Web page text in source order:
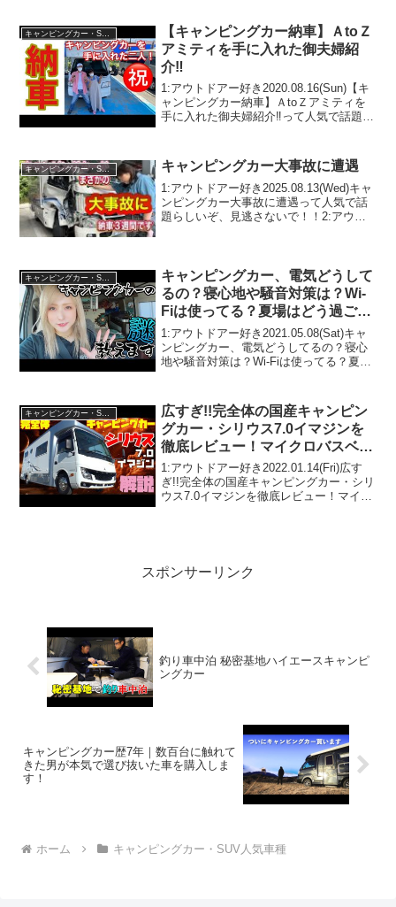
キャンピングカー・SUV人気車種
【キャンピングカー納車】ＡtoＺ
アミティを手に入れた御夫婦紹
介‼️
1:アウトドアー好き2020.08.16(Sun)【キ
ャンピングカー納車】ＡtoＺアミティを
手に入れた御夫婦紹介‼️って人気で話題ら
す！3:アウトドア...
キャンピングカー・SUV人気車種 キャンピングカー大事故に遭遇
1:アウトドアー好き2025.08.13(Wed)キャ
ンピングカー大事故に遭遇って人気で話
題らしいぞ、見逃さないで！！2:アウト
キャンピングカー・SUV人気車種
キャンピングカー、電気どうして
るの？寝心地や騒音対策は？Wi-
Fiは使ってる？夏場はどう過ご
す？皆さんからの質問にガチで答
えます
1:アウトドアー好き2021.05.08(Sat)キャ
ンピングカー、電気どうしてるの？寝心
地や騒音対策は？Wi-Fiは使ってる？夏場
逃さないで！！2:アウトドアー好き2...
広すぎ!!完全体の国産キャンピン
グカー・シリウス7.0イマジンを
徹底レビュー！マイクロバスベー
スのバスコンキャンピングカーよ
り上級のセミフルコン！フィール
ドライフ発・エアコンにシャワ
1:アウトドアー好き2022.01.14(Fri)広す
ぎ!!完全体の国産キャンピングカー・シリ
ウス7.0イマジンを徹底レビュー！マイク
スポンサーリンク
釣り車中泊 秘密基地ハイエースキャンピ
ングカー
キャンピングカー歴7年｜数百台に触れて
きた男が本気で選び抜いた車を購入しま
す！
ホーム キャンピングカー・SUV人気車種